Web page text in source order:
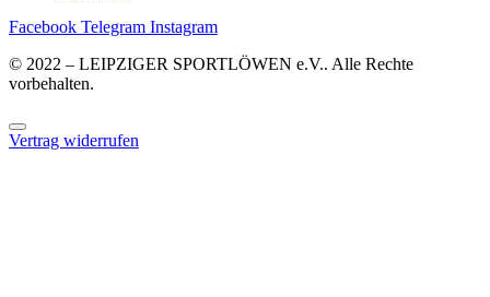
Facebook Telegram Instagram
© 2022 – LEIPZIGER SPORTLÖWEN e.V.. Alle Rechte
vorbehalten.
Vertrag widerrufen